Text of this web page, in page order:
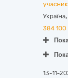
Україна,
384 100
13-11-